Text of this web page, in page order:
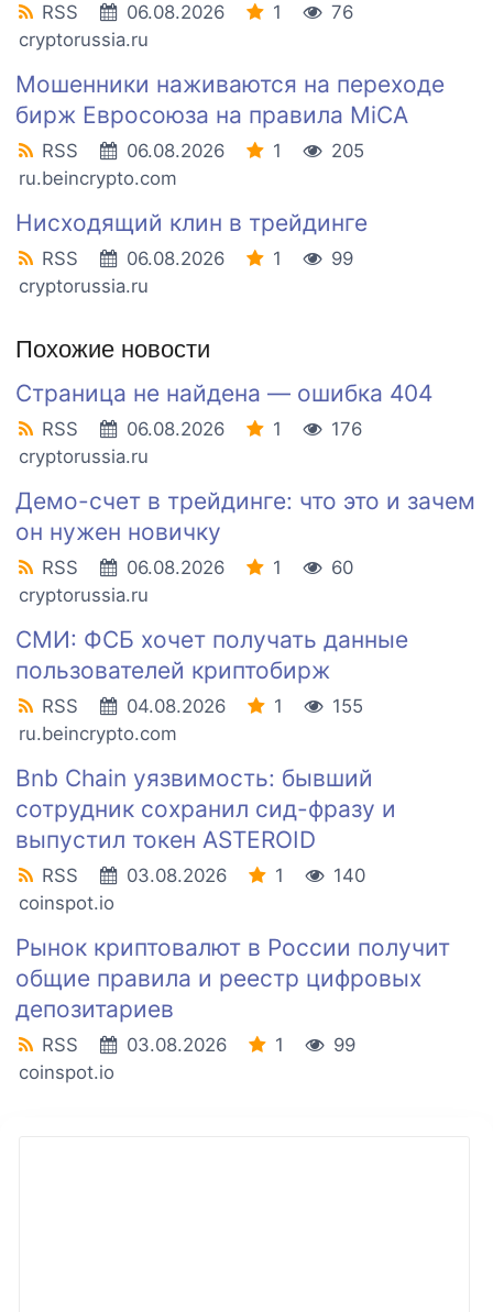
RSS 06.08.2026 1
76
cryptorussia.ru
Мошенники наживаются на переходе
бирж Евросоюза на правила MiCA
RSS 06.08.2026 1
205
ru.beincrypto.com
Нисходящий клин в трейдинге
RSS 06.08.2026 1
99
cryptorussia.ru
Похожие новости
Страница не найдена — ошибка 404
RSS 06.08.2026 1
176
cryptorussia.ru
Демо-счет в трейдинге: что это и зачем
он нужен новичку
RSS 06.08.2026 1
60
cryptorussia.ru
СМИ: ФСБ хочет получать данные
пользователей криптобирж
RSS 04.08.2026 1
155
ru.beincrypto.com
Bnb Chain уязвимость: бывший
сотрудник сохранил сид-фразу и
выпустил токен ASTEROID
RSS 03.08.2026 1
140
coinspot.io
Рынок криптовалют в России получит
общие правила и реестр цифровых
депозитариев
RSS 03.08.2026 1
99
coinspot.io